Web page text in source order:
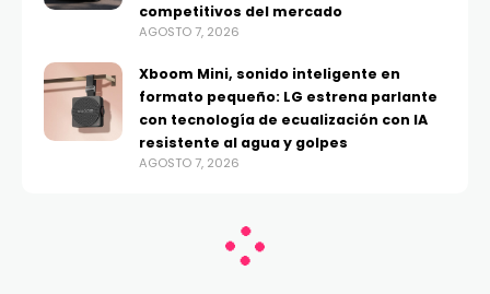
competitivos del mercado
AGOSTO 7, 2026
Xboom Mini, sonido inteligente en
formato pequeño: LG estrena parlante
con tecnología de ecualización con IA
resistente al agua y golpes
AGOSTO 7, 2026